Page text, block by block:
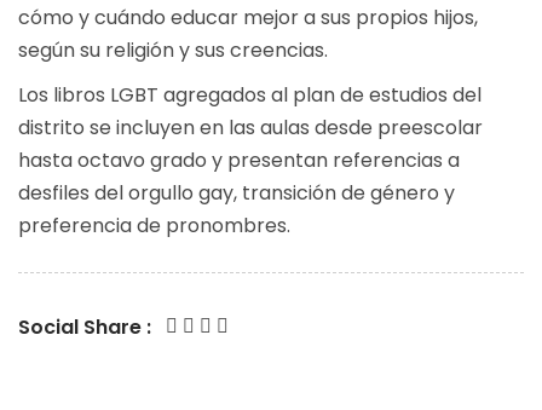
cómo y cuándo educar mejor a sus propios hijos,
según su religión y sus creencias.
Los libros LGBT agregados al plan de estudios del
distrito se incluyen en las aulas desde preescolar
hasta octavo grado y presentan referencias a
desfiles del orgullo gay, transición de género y
preferencia de pronombres.
Social Share :